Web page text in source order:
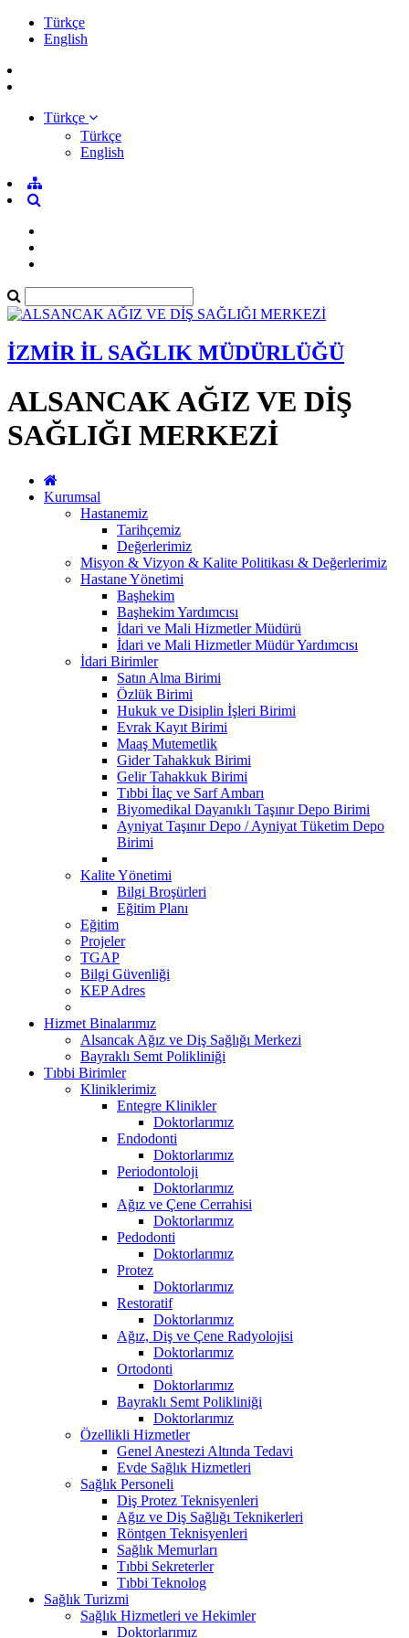
Türkçe
English
Türkçe
Türkçe
English
İZMİR İL SAĞLIK MÜDÜRLÜĞÜ
ALSANCAK AĞIZ VE DİŞ
SAĞLIĞI MERKEZİ
Kurumsal
Hastanemiz
Tarihçemiz
Değerlerimiz
Misyon & Vizyon & Kalite Politikası & Değerlerimiz
Hastane Yönetimi
Başhekim
Başhekim Yardımcısı
İdari ve Mali Hizmetler Müdürü
İdari ve Mali Hizmetler Müdür Yardımcısı
İdari Birimler
Satın Alma Birimi
Özlük Birimi
Hukuk ve Disiplin İşleri Birimi
Evrak Kayıt Birimi
Maaş Mutemetlik
Gider Tahakkuk Birimi
Gelir Tahakkuk Birimi
Tıbbi İlaç ve Sarf Ambarı
Biyomedikal Dayanıklı Taşınır Depo Birimi
Ayniyat Taşınır Depo / Ayniyat Tüketim Depo
Birimi
Kalite Yönetimi
Bilgi Broşürleri
Eğitim Planı
Eğitim
Projeler
TGAP
Bilgi Güvenliği
KEP Adres
Hizmet Binalarımız
Alsancak Ağız ve Diş Sağlığı Merkezi
Bayraklı Semt Polikliniği
Tıbbi Birimler
Kliniklerimiz
Entegre Klinikler
Doktorlarımız
Endodonti
Doktorlarımız
Periodontoloji
Doktorlarımız
Ağız ve Çene Cerrahisi
Doktorlarımız
Pedodonti
Doktorlarımız
Protez
Doktorlarımız
Restoratif
Doktorlarımız
Ağız, Diş ve Çene Radyolojisi
Doktorlarımız
Ortodonti
Doktorlarımız
Bayraklı Semt Polikliniği
Doktorlarımız
Özellikli Hizmetler
Genel Anestezi Altında Tedavi
Evde Sağlık Hizmetleri
Sağlık Personeli
Diş Protez Teknisyenleri
Ağız ve Diş Sağlığı Teknikerleri
Röntgen Teknisyenleri
Sağlık Memurları
Tıbbi Sekreterler
Tıbbi Teknolog
Sağlık Turizmi
Sağlık Hizmetleri ve Hekimler
Doktorlarımız